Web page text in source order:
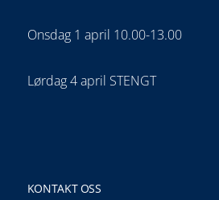
Onsdag 1 april 10.00-13.00
Lørdag 4 april STENGT
KONTAKT OSS